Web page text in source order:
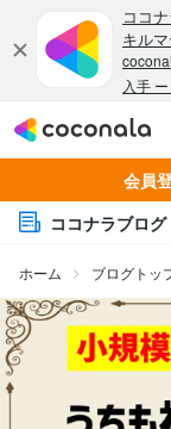
会員
ココナラブログ
ホーム ブログトッ